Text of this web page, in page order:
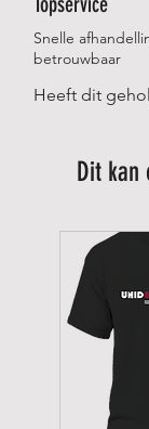
Snelle
betrouwbaar
Heeft dit
Dit kan